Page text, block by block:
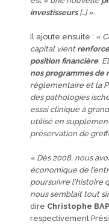
investisseurs[…] ».
Il ajoute ensuite : «
capital vient
position financière.
nos programmes de
règlementaire et la
des pathologies
essai clinique à
utilisé en
préservation de
« Dès 2008, nous
économique de
poursuivre l’histoire
nous semblait tout
dire Christophe
respectivement